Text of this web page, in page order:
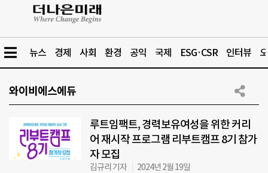
뉴스 경제 사회 환경 공익 국제 ESG·CSR 인터뷰
와이비에스에듀
루트임팩트, 경력보유여성을 위한 커리
어 재시작 프로그램 리부트캠프 8기 참가
자 모집
김규리 기자 2024년 2월 19일